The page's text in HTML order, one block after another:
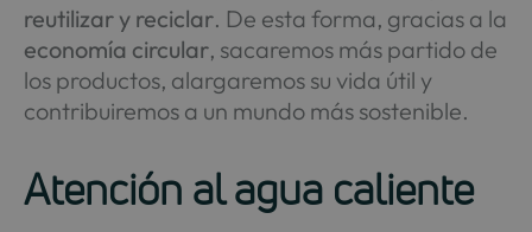
reutilizar y reciclar. De esta forma, gracias a la
economía circular, sacaremos más partido de
los productos, alargaremos su vida útil y
contribuiremos a un mundo más sostenible.
Atención al agua caliente